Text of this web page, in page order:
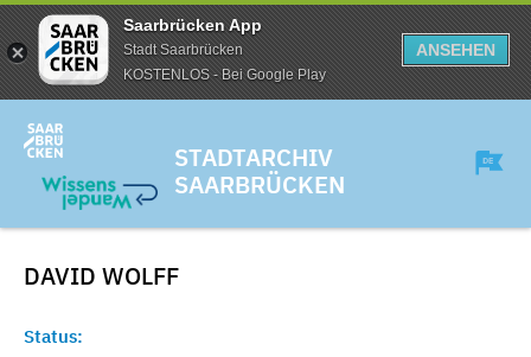
Saarbrücken App
Stadt Saarbrücken
KOSTENLOS - Bei Google Play
ANSEHEN
STADTARCHIV
SAARBRÜCKEN
DAVID WOLFF
Status: